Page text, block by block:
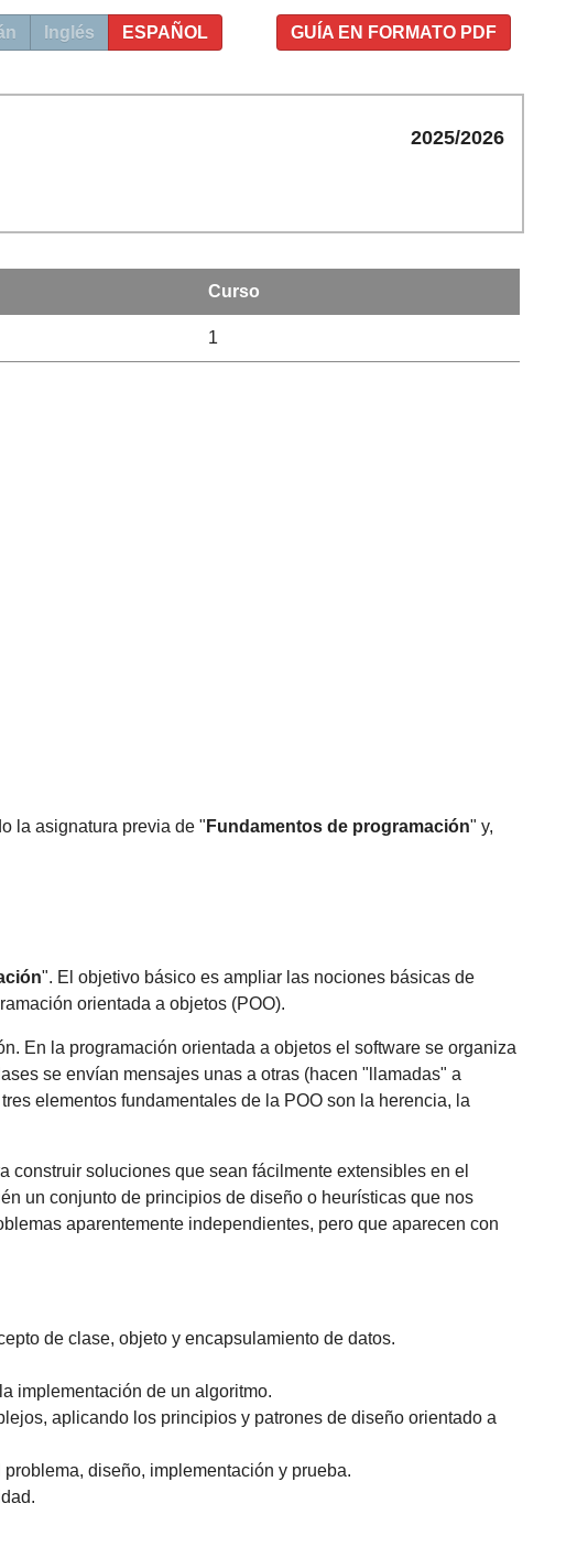
GUÍA EN FORMATO PDF
Inglés ESPAÑOL
2025/2026
Curso
1
la asignatura previa de " Fundamentos de programación" y,
". El objetivo básico es ampliar las nociones básicas de
orientada a objetos (POO).
En la programación orientada a objetos el software se organiza
se envían mensajes unas a otras (hacen "llamadas" a
elementos fundamentales de la POO son la herencia, la
construir soluciones que sean fácilmente extensibles en el
un conjunto de principios de diseño o heurísticas que nos
aparentemente independientes, pero que aparecen con
de clase, objeto y encapsulamiento de datos.
implementación de un algoritmo.
aplicando los principios y patrones de diseño orientado a
diseño, implementación y prueba.